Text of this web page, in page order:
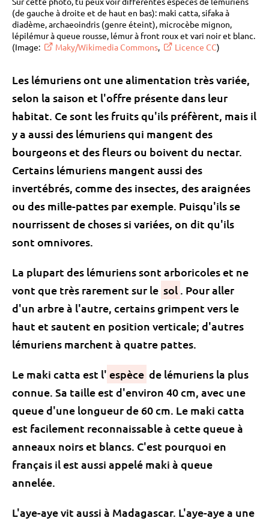
(de gauche à droite et de haut en bas): maki catta, sifaka à
diadème, archaeoindris (genre éteint), microcèbe mignon,
lépilémur à queue rousse, lémur à front roux et vari noir et blanc.
(Image:
Maky/Wikimedia Commons, Licence CC)
Les lémuriens ont une alimentation très variée,
selon la saison et l'offre présente dans leur
habitat. Ce sont les fruits qu'ils préfèrent, mais il
y a aussi des lémuriens qui mangent des
bourgeons et des fleurs ou boivent du nectar.
Certains lémuriens mangent aussi des
invertébrés, comme des insectes, des araignées
ou des mille-pattes par exemple. Puisqu'ils se
nourrissent de choses si variées, on dit qu'ils
sont omnivores.
La plupart des lémuriens sont arboricoles et ne
vont que très rarement sur le sol . Pour aller
d'un arbre à l'autre, certains grimpent vers le
haut et sautent en position verticale; d'autres
lémuriens marchent à quatre pattes.
Le maki catta est l' espèce de lémuriens la plus
connue. Sa taille est d'environ 40 cm, avec une
queue d'une longueur de 60 cm. Le maki catta
est facilement reconnaissable à cette queue à
anneaux noirs et blancs. C'est pourquoi en
français il est aussi appelé maki à queue
annelée.
L'aye-aye vit aussi à Madagascar. L'aye-aye a une